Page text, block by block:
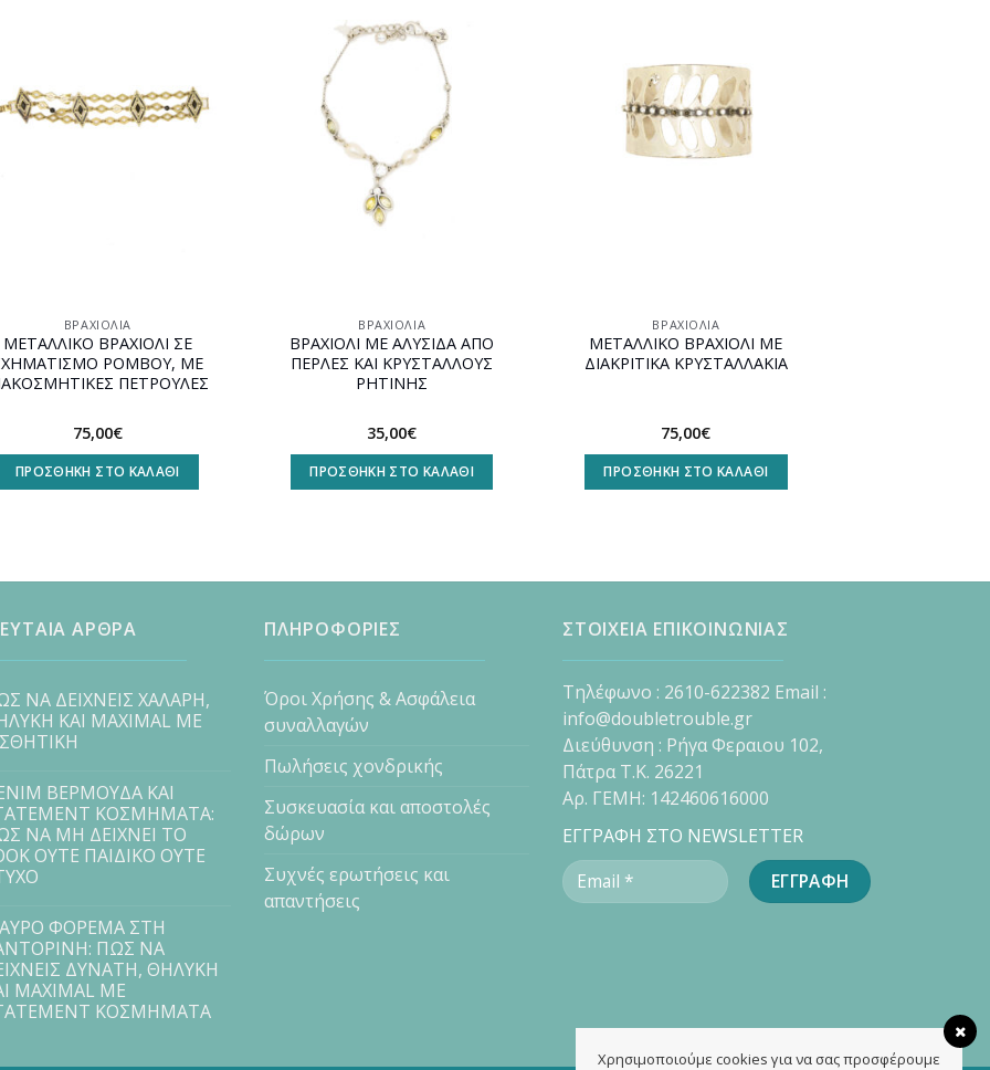
ΒΡΑΧΙΌΛΙΑ
ΜΕΤΑΛΛΙΚΟ ΒΡΑΧΙΟΛΙ ΣΕ
ΡΟΜΒΟΥ, ΜΕ
ΠΕΤΡΟΥΛΕΣ
75,00€
ΠΡΟΣΘΉΚΗ ΣΤΟ ΚΑΛΆΘΙ
ΒΡΑΧΙΌΛΙΑ
ΒΡΑΧΙΟΛΙ ΜΕ ΑΛΥΣΙΔΑ ΑΠΟ
ΠΕΡΛΕΣ ΚΑΙ ΚΡΥΣΤΑΛΛΟΥΣ
ΡΗΤΙΝΗΣ
35,00€
ΠΡΟΣΘΉΚΗ ΣΤΟ ΚΑΛΆΘΙ
ΒΡΑΧΙΌΛΙΑ
ΜΕΤΑΛΛΙΚΟ ΒΡΑΧΙΟΛΙ ΜΕ
ΔΙΑΚΡΙΤΙΚΑ ΚΡΥΣΤΑΛΛΑΚΙΑ
75,00€
ΠΡΟΣΘΉΚΗ ΣΤΟ ΚΑΛΆΘΙ
ΑΡΘΡΑ
ΝΑ ΔΕΙΧΝΕΙΣ ΧΑΛΑΡΗ,
ΚΑΙ MAXIMAL ΜΕ
ΒΕΡΜΟΥΔΑ ΚΑΙ
ΚΟΣΜΗΜΑΤΑ:
ΝΑ ΜΗ ΔΕΙΧΝΕΙ ΤΟ
ΟΥΤΕ ΠΑΙΔΙΚΟ ΟΥΤΕ
ΦΟΡΕΜΑ ΣΤΗ
ΠΩΣ ΝΑ
ΔΥΝΑΤΗ, ΘΗΛΥΚΗ
MAXIMAL ΜΕ
ΚΟΣΜΗΜΑΤΑ
ΠΛΗΡΟΦΟΡΙΕΣ
Όροι Χρήσης & Ασφάλεια
συναλλαγών
Πωλήσεις χονδρικής
Συσκευασία και αποστολές
δώρων
Συχνές ερωτήσεις και
απαντήσεις
ΣΤΟΙΧΕΙΑ ΕΠΙΚΟΙΝΩΝΙΑΣ
Τηλέφωνο : 2610-622382 Email :
info@doubletrouble.gr
Διεύθυνση : Ρήγα Φεραιου 102,
Πάτρα Τ.Κ. 26221
Αρ. ΓΕΜΗ: 142460616000
ΕΓΓΡΑΦΗ ΣΤΟ NEWSLETTER
Χρησιμοποιούμε cookies για να σας προσφέρουμε